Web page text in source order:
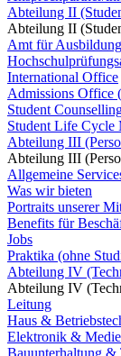
Abteilung II
Abteilung II
Amt für
International Office
Admissions Office
Student
Student Life Cycle
Abteilung III
Abteilung III
Allgemeine
Was wir bieten
Portraits unserer
Benefits für
Jobs
Praktika (ohne
Abteilung IV
Abteilung IV
Leitung
Haus &
Elektronik &
Bauunterhaltung &